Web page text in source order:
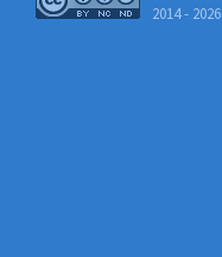
2014 - 2026